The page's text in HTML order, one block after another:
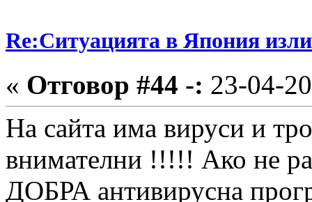
Re:Ситуацията в Япония
« Отговор #44 -: 23-04-
На сайта има вируси и
внимателни !!!!! Ако не
ДОБРА антивирусна